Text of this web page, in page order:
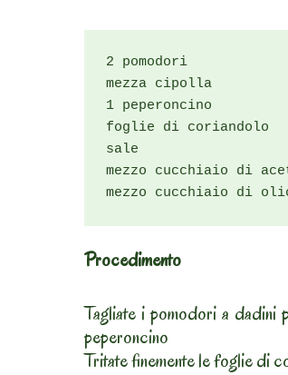
2 pomodori
mezza cipolla
1 peperoncino
foglie di coriandolo
sale
mezzo cucchiaio di
mezzo cucchiaio di
Procedimento
Tagliate i pomodori a dadini
peperoncino
Tritate finemente le foglie di